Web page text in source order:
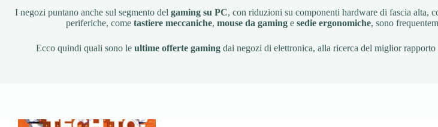
I negozi puntano anche sul segmento delgaming su PC, con riduzioni su componenti hardware di fascia alta,
periferiche, come tastiere meccaniche, mouse da gaminge sedie ergonomiche, sono
Ecco quindi quali sono leultime offerte gaming dai negozi di elettronica, alla ricerca del miglior